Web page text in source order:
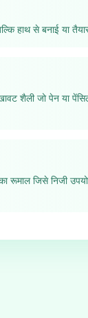
हाथ से बनाई या
शैली जो पेन या
रूमाल जिसे निजी